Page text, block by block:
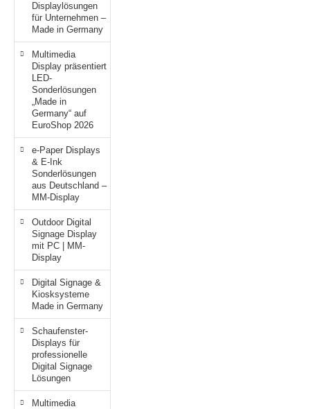
Displaylösungen
für Unternehmen –
Made in Germany
Multimedia
Display präsentiert
LED-
Sonderlösungen
„Made in
Germany“ auf
EuroShop 2026
e-Paper Displays
& E-Ink
Sonderlösungen
aus Deutschland –
MM-Display
Outdoor Digital
Signage Display
mit PC | MM-
Display
Digital Signage &
Kiosksysteme
Made in Germany
Schaufenster-
Displays für
professionelle
Digital Signage
Lösungen
Multimedia